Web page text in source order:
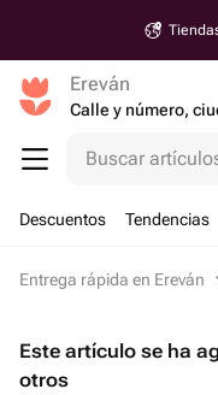
Ereván
Calle y número,
Buscar
Descuentos Tendencias
Entrega rápida en Ereván
Este artículo se ha
otros